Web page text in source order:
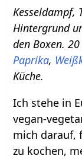
Kesseldampf,
Hintergrund
den Boxen.
Paprika,
Küche.
Ich stehe in
vegan-
mich darauf,
zu kochen,